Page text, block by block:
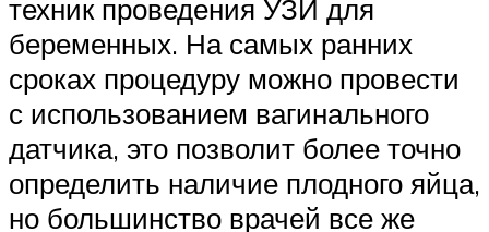
техник проведения УЗИ для
беременных. На самых ранних
сроках процедуру можно провести
с использованием вагинального
датчика, это позволит более точно
определить наличие плодного яйца,
но большинство врачей все же